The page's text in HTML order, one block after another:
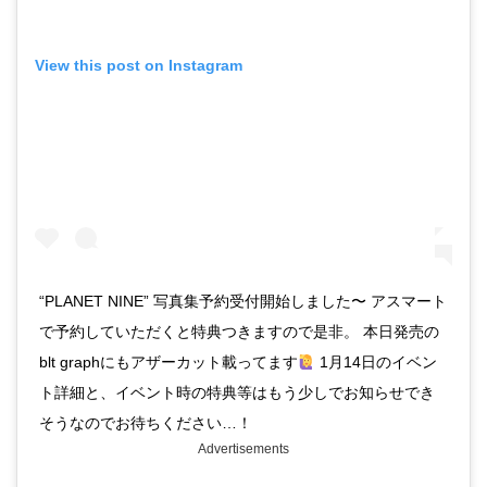
View this post on Instagram
“PLANET NINE” 写真集予約受付開始しました〜 アスマート
で予約していただくと特典つきますので是非。 本日発売の
blt graphにもアザーカット載ってます
1月14日のイベン
ト詳細と、イベント時の特典等はもう少しでお知らせでき
そうなのでお待ちください…！
Advertisements